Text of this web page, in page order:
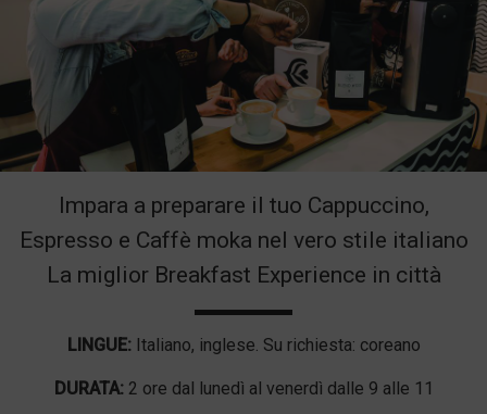
Impara a preparare il tuo Cappuccino,
Espresso e Caffè moka nel vero stile italiano
La miglior Breakfast Experience in città
LINGUE:Italiano, inglese. Su richiesta: coreano
DURATA: 2 ore dal lunedì al venerdì dalle 9 alle 11